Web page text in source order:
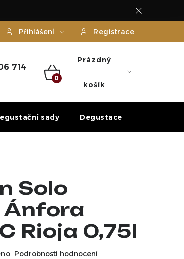
Přihlášení Registrace
714
NÁKUPNÍ
Prázdný
košík
sady Degustace
Solo
Ánfora
Rioja 0,75l
Podrobnosti hodnocení